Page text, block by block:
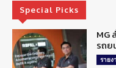
Special Picks
MG
รถย
รายง